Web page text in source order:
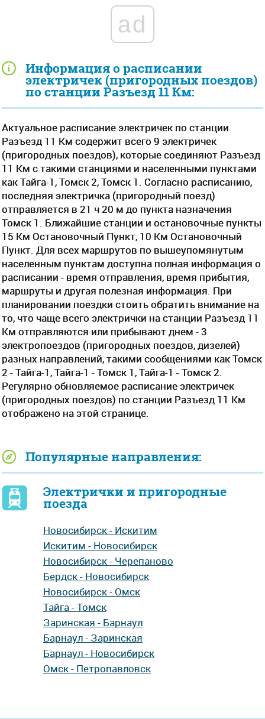
Информация о расписании
электричек (пригородных поездов)
по станции Разъезд 11 Км:
Актуальное расписание электричек по станции
Разъезд 11 Км содержит всего 9 электричек
(пригородных поездов), которые соединяют Разъезд
11 Км с такими станциями и населенными пунктами
как Тайга-1, Томск 2, Томск 1. Согласно расписанию,
последняя электричка (пригородный поезд)
отправляется в 21 ч 20 м до пункта назначения
Томск 1. Ближайшие станции и остановочные пункты
15 Км Остановочный Пункт, 10 Км Остановочный
Пункт. Для всех маршрутов по вышеупомянутым
населенным пунктам доступна полная информация о
расписании - время отправления, время прибытия,
маршруты и другая полезная информация. При
планировании поездки стоить обратить внимание на
то, что чаще всего электрички на станции Разъезд 11
Км отправляются или прибывают днем - 3
электропоездов (пригородных поездов, дизелей)
разных направлений, такими сообщениями как Томск
2 - Тайга-1, Тайга-1 - Томск 1, Тайга-1 - Томск 2.
Регулярно обновляемое расписание электричек
(пригородных поездов) по станции Разъезд 11 Км
отображено на этой странице.
Популярные направления:
Электрички и пригородные
поезда
Новосибирск - Искитим
Искитим - Новосибирск
Новосибирск - Черепаново
Бердск - Новосибирск
Новосибирск - Омск
Тайга - Томск
Заринская - Барнаул
Барнаул - Заринская
Барнаул - Новосибирск
Омск - Петропавловск
ad